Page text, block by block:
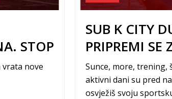
STOP
nove
SUB K CITY
PRIPREMI SE
-20% NA SVE
Sunce, more, trening,
aktivni dani su pred
osvježiš svoju